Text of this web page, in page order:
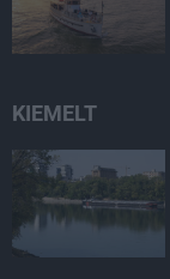
KIEMELT